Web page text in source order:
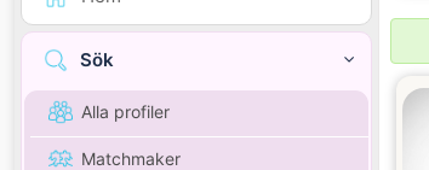
Sök
Alla profiler
Matchmaker